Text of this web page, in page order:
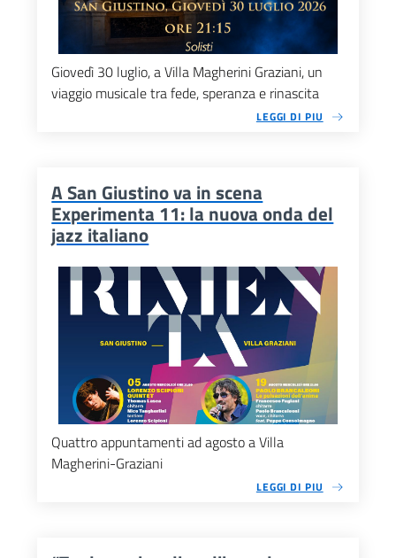
Giovedì 30 luglio, a Villa Magherini Graziani, un
viaggio musicale tra fede, speranza e rinascita
LEGGI DI PIU
A San Giustino va in scena
Experimenta 11: la nuova onda del
jazz italiano
Quattro appuntamenti ad agosto a Villa
Magherini-Graziani
LEGGI DI PIU